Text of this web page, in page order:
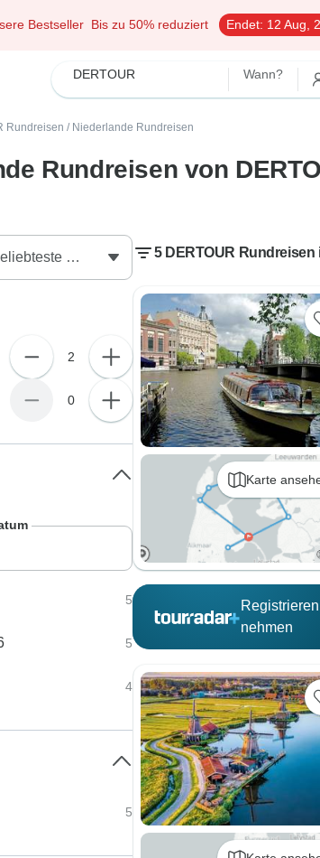
Bestseller Bis zu 50% reduziert Endet: 12 Aug,
DERTOUR Wann?
Rundreisen / Niederlande Rundreisen
Rundreisen von
5 DERTOUR Rundreisen
Karte
nehmen
2
0
5
5
4
5